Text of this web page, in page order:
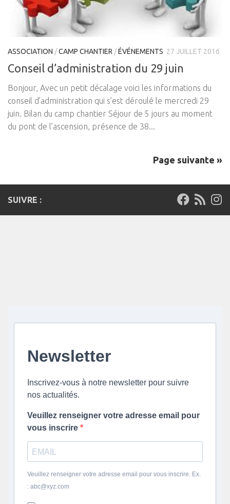
ASSOCIATION /CAMP CHANTIER /ÉVÉNEMENTS 27 JUILLET 2016
Conseil d’administration du 29 juin
Bonjour, Avec un petit décalage voici les informations du
conseil d’administration qui s’est déroulé le mercredi 29
juin. Bilan du camp chantier Séjour de 5 jours au moment
du pont de l’ascension, présence de 38...
Page suivante »
SUIVRE :
Newsletter
Inscrivez-vous à notre newsletter pour suivre
nos actualités.
Veuillez renseigner votre adresse email pour
vous inscrire
Veuillez renseigner votre adresse email pour vous inscrire. Ex.
: abc@xyz.com